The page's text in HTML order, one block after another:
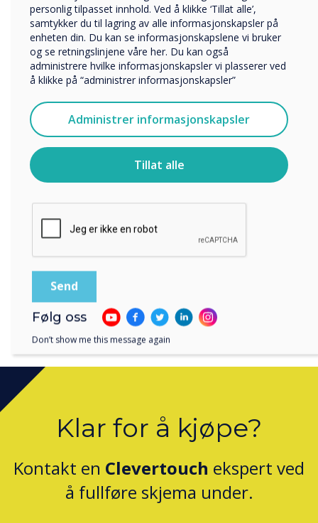
“
Clevertouch Digital Signage
utviklet en brukervennlig
designmaler som fremhever
bildesoner. "
Klar for å kjøpe?
Kontakt en Clevertouch ekspert ved
å fullføre skjema under.
personlig tilpasset innhold. Ved å klikke ‘Tillat alle’,
samtykker du til lagring av alle informasjonskapsler på
enheten din. Du kan se informasjonskapslene vi bruker
og se retningslinjene våre her. Du kan også
administrere hvilke informasjonskapsler vi plasserer ved
å klikke på “administrer informasjonskapsler”
Administrer informasjonskapsler
Tillat alle
Selskapets navn
Vi vil gjerne kontakte deg angående våre produkter og
tjenester via e-post, telefon eller post.
Jeg godtar å motta kommunikasjon fra
Clevertouch.
For informasjon om hvordan vi samler inn og bruker
personopplysningene dine, se vår
personvernerklæring.
Ved å klikke på send gir du samtykke til Clevertouch til å
Følg oss
Don’t show me this message again